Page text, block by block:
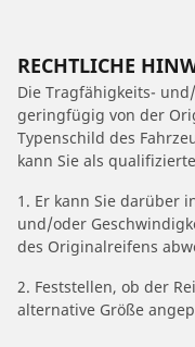
RECHTLICHE
Die Tragfähigkeits-
geringfügig von der
Typenschild des
kann Sie als
1. Er kann Sie darüber
und/oder
des Originalreifens
2. Feststellen, ob der
alternative Größe